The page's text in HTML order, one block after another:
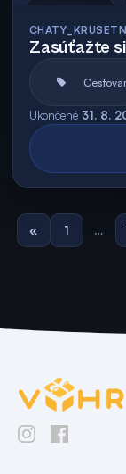
Zasúťažte
Ukončené 31. 8.
« 1 …